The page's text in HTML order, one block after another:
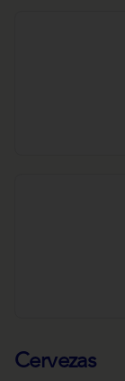
Cervezas